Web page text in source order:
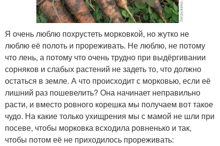
Я очень люблю похрустеть морковкой, но жутко не
люблю её полоть и прореживать. Не люблю, не потому
что лень, а потому что очень трудно при выдёргивании
сорняков и слабых растений не задеть то, что должно
остаться в земле. А что происходит с морковью, если её
лишний раз пошевелить? Она начинает неправильно
расти, и вместо ровного корешка мы получаем вот такое
чудо. На какие только ухищрения мы с мамой не шли при
посеве, чтобы морковка всходила ровненько и так,
чтобы потом её не приходилось прореживать: